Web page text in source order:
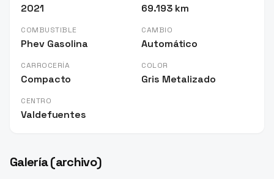
2021 69.193 km
COMBUSTIBLE
Phev Gasolina
CAMBIO
Automático
CARROCERÍA
Compacto
COLOR
Gris Metalizado
CENTRO
Valdefuentes
Galería (archivo)